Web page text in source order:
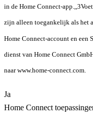
in de Home Connect-app. 3
zijn alleen toegankelijk als het
Home Connect-account en een
dienst van Home Connect
naar www.home-connect.com.
Ja
Home Connect